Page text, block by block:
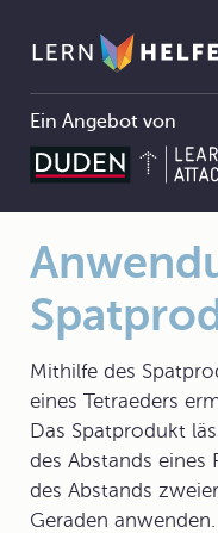
Ein Angebot von
11.4 Abstandsberechnungen
Mithilfe des
eines Tetraeders
Das Spatprodukt
des Abstands eines
des Abstands
Geraden anwenden.